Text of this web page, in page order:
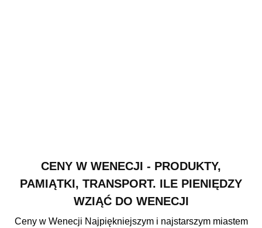
CENY W WENECJI - PRODUKTY,
PAMIĄTKI, TRANSPORT. ILE PIENIĘDZY
WZIĄĆ DO WENECJI
Ceny w Wenecji Najpiękniejszym i najstarszym miastem